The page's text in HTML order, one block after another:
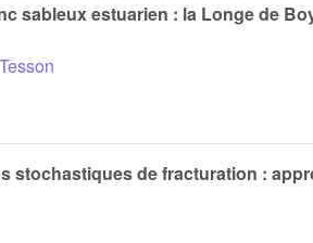
sableux estuarien : la Longe de
stochastiques de fracturation :